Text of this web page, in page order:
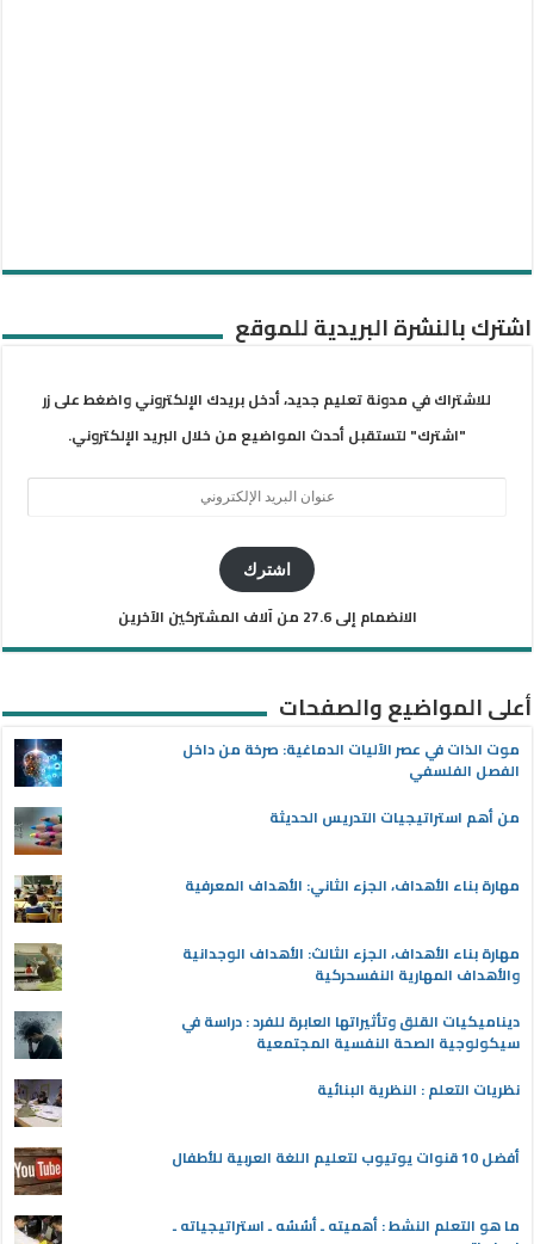
اشترك بالنشرة البريدية للموقع
للاشتراك في مدونة تعليم جديد، أدخل بريدك الإلكتروني واضغط على زر
"اشترك" لتستقبل أحدث المواضيع من خلال البريد الإلكتروني.
اشترك
الانضمام إلى 27.6 من آلاف المشتركين الآخرين
أعلى المواضيع والصفحات
موت الذات في عصر الآليات الدماغية: صرخة من داخل
الفصل الفلسفي
من أهم استراتيجيات التدريس الحديثة
مهارة بناء الأهداف، الجزء الثاني: الأهداف المعرفية
مهارة بناء الأهداف، الجزء الثالث: الأهداف الوجدانية
والأهداف المهارية النفسحركية
ديناميكيات القلق وتأثيراتها العابرة للفرد : دراسة في
سيكولوجية الصحة النفسية المجتمعية
نظريات التعلم : النظرية البنائية
أفضل 10 قنوات يوتيوب لتعليم اللغة العربية للأطفال
ما هو التعلم النشط : أهميته ـ أسُسُه ـ استراتيجياته ـ